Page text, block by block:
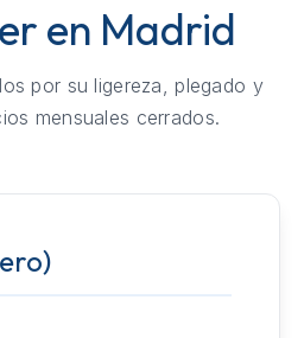
en Madrid
por su ligereza, plegado y
mensuales cerrados.